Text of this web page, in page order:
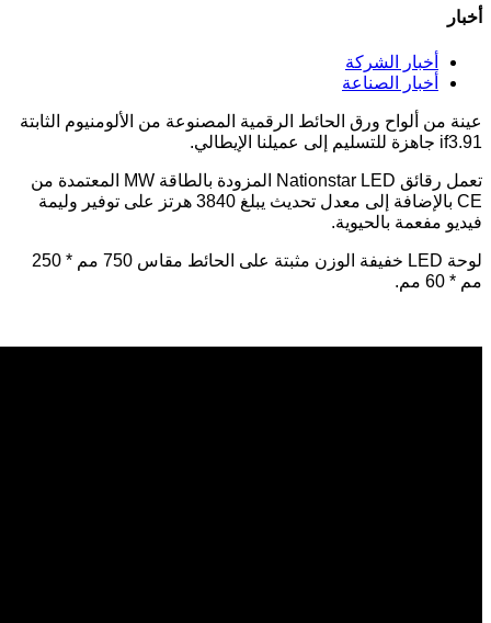
أخبار
أخبار الشركة
أخبار الصناعة
عينة من ألواح ورق الحائط الرقمية المصنوعة من الألومنيوم الثابتة
if3.91 جاهزة للتسليم إلى عميلنا الإيطالي.
تعمل رقائق Nationstar LED المزودة بالطاقة MW المعتمدة من
CE بالإضافة إلى معدل تحديث يبلغ 3840 هرتز على توفير وليمة
فيديو مفعمة بالحيوية.
لوحة LED خفيفة الوزن مثبتة على الحائط مقاس 750 مم * 250
مم * 60 مم.